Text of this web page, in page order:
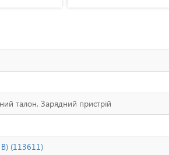
талон, Зарядний пристрій
(113611)